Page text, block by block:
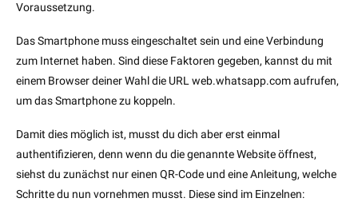
Voraussetzung.
Das Smartphone muss eingeschaltet sein und eine Verbindung
zum Internet haben. Sind diese Faktoren gegeben, kannst du mit
einem Browser deiner Wahl die URL web.whatsapp.com aufrufen,
um das Smartphone zu koppeln.
Damit dies möglich ist, musst du dich aber erst einmal
authentifizieren, denn wenn du die genannte Website öffnest,
siehst du zunächst nur einen QR-Code und eine Anleitung, welche
Schritte du nun vornehmen musst. Diese sind im Einzelnen: